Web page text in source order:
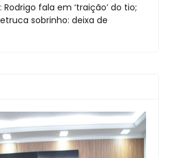
fala em ‘traição’ do tio;
sobrinho: deixa de